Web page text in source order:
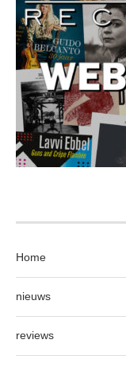
Home
nieuws
reviews